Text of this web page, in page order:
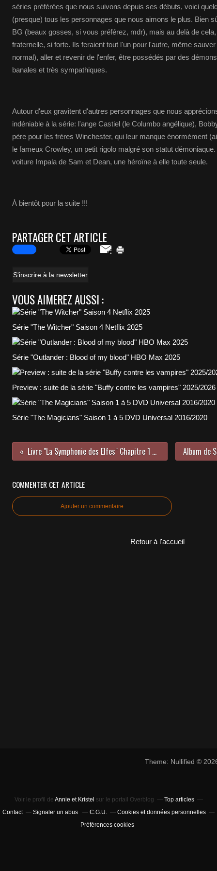
séries préférées que nous suivons depuis ses débuts, voici
(presque) tous les personnages que nous aimons le plus. Bien
BG (beaux gosses, si vous préférez, mdr), mais au delà de
fraternelle, si forte. Ils feraient tout l'un pour l'autre, même
normal), aller et revenir de l'enfer, être possédés par des
banales et très sympathiques.
Autour d'eux gravitent d'autres personnages que nous
indéniable à la série: l'ange Castiel (le Columbo angélique),
père pour les frères Winchester, qui leur manque énormément
le fameux Crowley, un petit rigolo malgré son statut
voiture Impala de Sam et Dean, une héroïne à elle toute seule.
À bientôt pour la suite !!!
PARTAGER CET ARTICLE
S'inscrire à la newsletter
VOUS AIMEREZ AUSSI :
Série "The Witcher" Saison 4 Netflix 2025
Série "Outlander : Blood of my blood" HBO Max 2025
Preview : suite de la série "Buffy contre les vampires" 2025/2026
Série "The Magicians" Saison 1 à 5 DVD Universal 2016/2020
Livre "La Symphonie des Elfes" Chapitre 1 de Thomas Heagle Amazon 2018
COMMENTER CET ARTICLE
Ajouter un commentaire
Retour à l'accueil
Theme: Nullified ©
Voir le profil de Annie et Kristel sur le portail Overblog
Top articles
Contact
Signaler un abus C.G.U.
Cookies et données personnelles
Préférences cookies